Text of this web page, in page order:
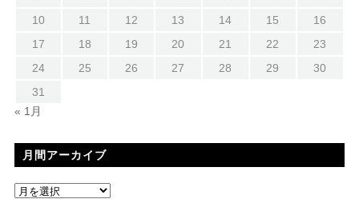
10
11 12 13 14 15
16
17
18 19 20 21 22
23
24
25 26 27 28 29
30
31
« 1月
月間アーカイブ